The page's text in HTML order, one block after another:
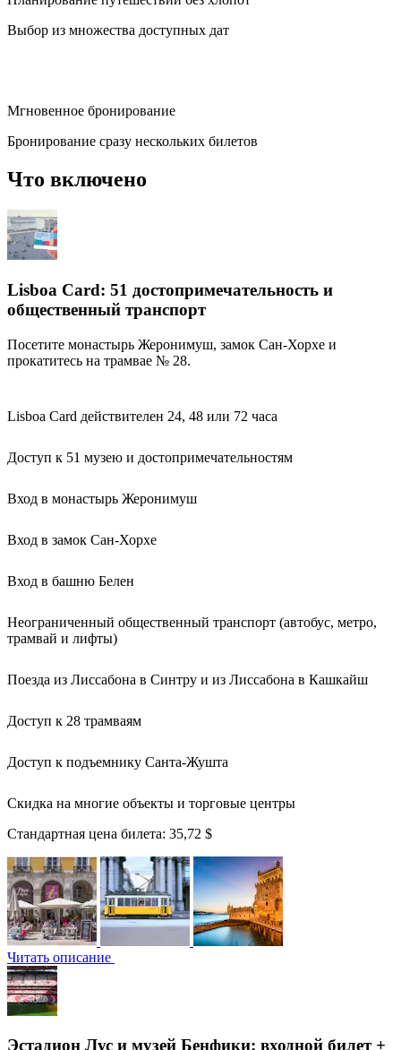
Выбор из множества доступных дат
Мгновенное бронирование
Бронирование сразу нескольких билетов
Что включено
Lisboa Card: 51 достопримечательность и
общественный транспорт
Посетите монастырь Жеронимуш, замок Сан-Хорхе и
прокатитесь на трамвае № 28.
Lisboa Card действителен 24, 48 или 72 часа
Доступ к 51 музею и достопримечательностям
Вход в монастырь Жеронимуш
Вход в замок Сан-Хорхе
Вход в башню Белен
Неограниченный общественный транспорт (автобус, метро,
трамвай и лифты)
Поезда из Лиссабона в Синтру и из Лиссабона в Кашкайш
Доступ к 28 трамваям
Доступ к подъемнику Санта-Жушта
Скидка на многие объекты и торговые центры
Стандартная цена билета: 35,72 $
Читать описание
Эстадион Лус и музей Бенфики: входной билет +